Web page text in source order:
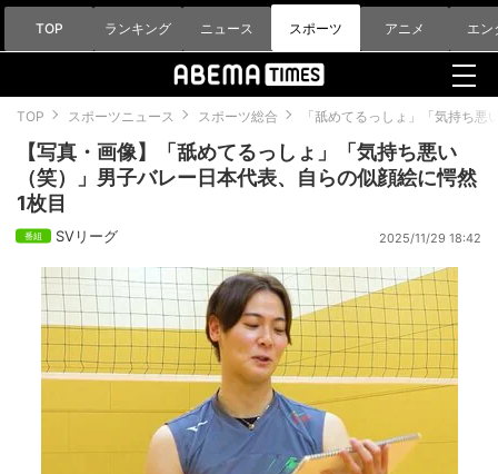
TOP ランキング ニュース スポーツ アニメ エン
TOP スポーツニュース スポーツ総合 「舐めてるっしょ」「気持ち
【写真・画像】「舐めてるっしょ」「気持ち悪い
（笑）」男子バレー日本代表、自らの似顔絵に愕然
1枚目
SVリーグ 2025/11/29 18:42